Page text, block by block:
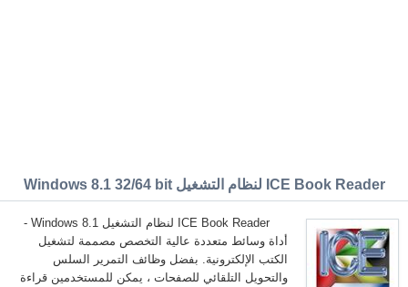
ICE Book Reader لنظام التشغيل Windows 8.1 32/64 bit
ICE Book Reader لنظام التشغيل Windows 8.1 -
أداة وسائط متعددة عالية التخصص مصممة لتشغيل
الكتب الإلكترونية. بفضل وظائف التمرير السلس
والتحويل التلقائي للصفحات ، يمكن للمستخدمين قراءة